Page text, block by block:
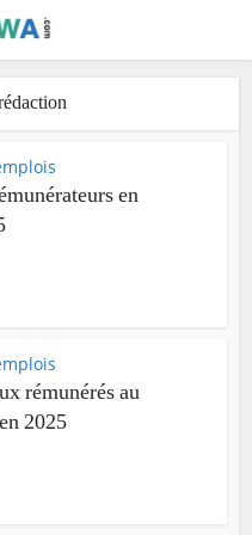
en
rémunérés au
2025